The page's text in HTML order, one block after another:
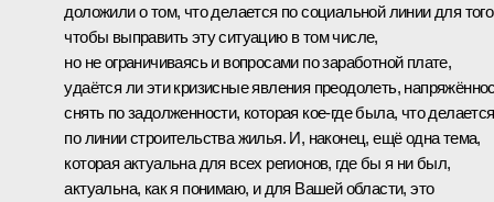
доложили о том, что делается по социальной линии для
чтобы выправить эту ситуацию в том числе,
но не ограничиваясь и вопросами по заработной плате,
удаётся ли эти кризисные явления преодолеть,
снять по задолженности, которая кое‑где была, что делается
по линии строительства жилья. И, наконец, ещё одна тема,
которая актуальна для всех регионов, где бы я ни был,
актуальна, как я понимаю, и для Вашей области, это